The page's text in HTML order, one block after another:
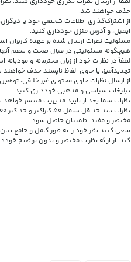
حذف خواهند شد.
از اشتراک‌گذاری اطلاعات شخصی خود یا
ایمیل، و آدرس منزل خودداری کنید.
مسئولیت نظرات ارسال شده بر عهده
هیچگونه مسئولیتی در قبال صحت و سقم آنها
لطفاً در نظرات خود از زبان محترمانه و مودبانه
تهدیدآمیز، یا حاوی الفاظ ناپسند حذف
از ارسال نظرات حاوی محتوای غیراخلاقی،
تبلیغات سیاسی و مذهبی خودداری کنید.
نظرات شما بعد از تایید مدیریت منتشر
مختصر و مفید اطمینان حاصل شود.
سعی کنید نظر خود را به طور کامل و جامع
کند. از ارائه نظرات مختصر و بدون توضیح